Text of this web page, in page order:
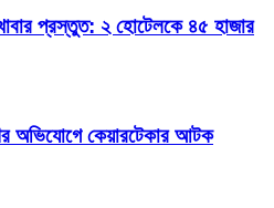
খাবার প্রস্তুত: ২ হোটেলকে ৪৫ হাজার
অভিযোগে কেয়ারটেকার আটক